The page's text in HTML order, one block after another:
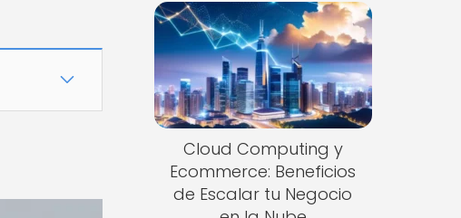
Cloud Computing y
Ecommerce: Beneficios
de Escalar tu Negocio